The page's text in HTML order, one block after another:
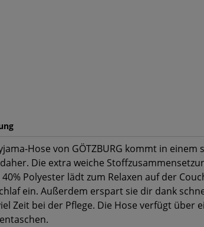
Hose von GÖTZBURG kommt in einem
Die extra weiche
Polyester lädt zum Relaxen auf der
ein. Außerdem erspart sie dir dank
Zeit bei der Pflege. Die Hose verfügt über